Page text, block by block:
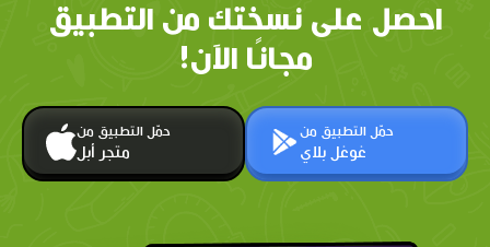
احصل على نسختك من التطبيق
مجانًا الآن!
حمّل التطبيق من
متجر أبل
حمّل التطبيق من
غوغل بلاي